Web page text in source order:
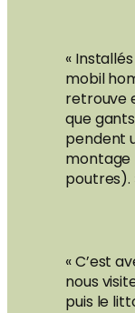
«
mobil
retrouve
que
pendent
montage
poutres).
« C’est
nous
puis le